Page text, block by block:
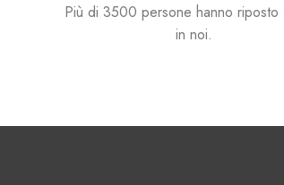
Più di 3500 persone hanno riposto
in noi.